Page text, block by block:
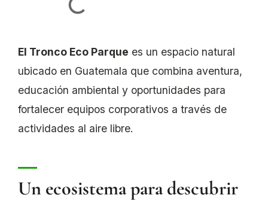
El Tronco Eco Parque es un espacio natural
ubicado en Guatemala que combina aventura,
educación ambiental y oportunidades para
fortalecer equipos corporativos a través de
actividades al aire libre.
Un ecosistema para descubrir